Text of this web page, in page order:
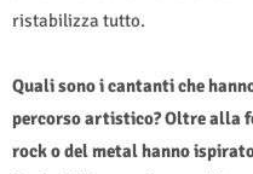
ristabilizza tutto.
Quali sono i cantanti che
percorso artistico? Oltre alla
rock o del metal hanno